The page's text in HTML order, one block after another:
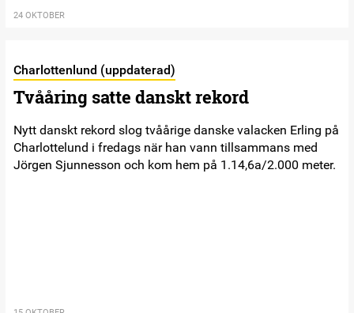
24 OKTOBER
Charlottenlund (uppdaterad)
Tvååring satte danskt rekord
Nytt danskt rekord slog tvåårige danske valacken Erling på
Charlottelund i fredags när han vann tillsammans med
Jörgen Sjunnesson och kom hem på 1.14,6a/2.000 meter.